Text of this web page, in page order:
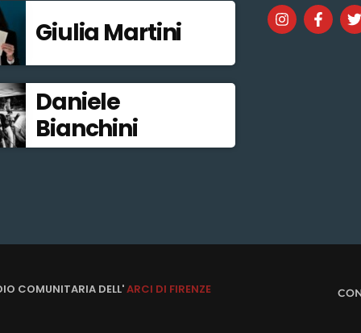
Giulia Martini
Daniele
Bianchini
COMUNITARIA DELL'ARCI DI FIRENZE